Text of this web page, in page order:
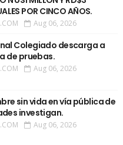
POR CINCO AÑOS.
Aug 06, 2026
Colegiado descarga a
de pruebas.
Aug 06, 2026
sin vida en vía pública de
investigan.
Aug 06, 2026